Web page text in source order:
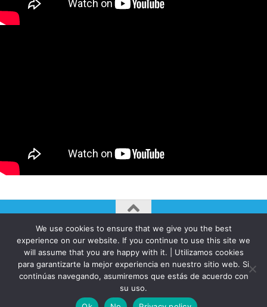
AUTOGIRO/el giro del arte actual © JAVIER MARTINEZ 2026. All
Rights Reserved.
Funciona con - Diseñado con elTema Hueman
We use cookies to ensure that we give you the best
experience on our website. If you continue to use this site we
will assume that you are happy with it. | Utilizamos cookies
para garantizarte la mejor experiencia en nuestro sitio web. Si
continúas navegando, asumiremos que estás de acuerdo con
su uso.